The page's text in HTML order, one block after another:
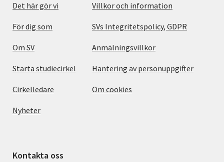
Det här gör vi
För dig som
Om SV
Starta studiecirkel
Cirkelledare
Nyheter
Villkor och information
SVs Integritetspolicy, GDPR
Anmälningsvillkor
Hantering av personuppgifter
Om cookies
Kontakta oss